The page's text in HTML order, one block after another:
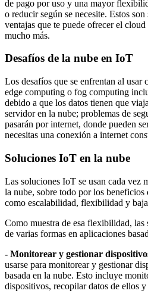
de pago por uso y una mayor
o reducir según se necesite. Estos
ventajas que te puede ofrecer el
mucho más.
Desafíos de la nube en IoT
Los desafíos que se enfrentan al
edge computing o fog computing
debido a que los datos tienen que
servidor en la nube; problemas de
pasarán por internet, donde pueden
necesitas una conexión a internet
Soluciones IoT en la nube
Las soluciones IoT se usan cada vez
la nube, sobre todo por los beneficios
como escalabilidad, flexibilidad y
Como muestra de esa flexibilidad, las
de varias formas en aplicaciones
- Monitorear y gestionar
usarse para monitorear y gestionar
basada en la nube. Esto incluye
dispositivos, recopilar datos de ellos